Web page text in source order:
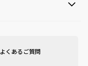
よくあるご質問